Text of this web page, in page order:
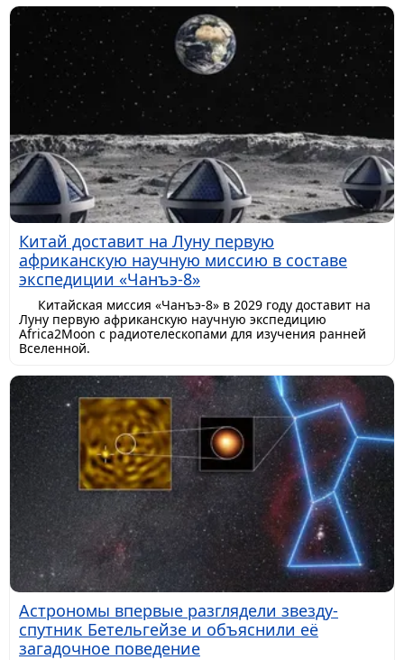
Китай доставит на Луну первую
африканскую научную миссию в составе
экспедиции «Чанъэ-8»
Китайская миссия «Чанъэ-8» в 2029 году доставит на
Луну первую африканскую научную экспедицию
Africa2Moon с радиотелескопами для изучения ранней
Вселенной.
Астрономы впервые разглядели звезду-
спутник Бетельгейзе и объяснили её
загадочное поведение